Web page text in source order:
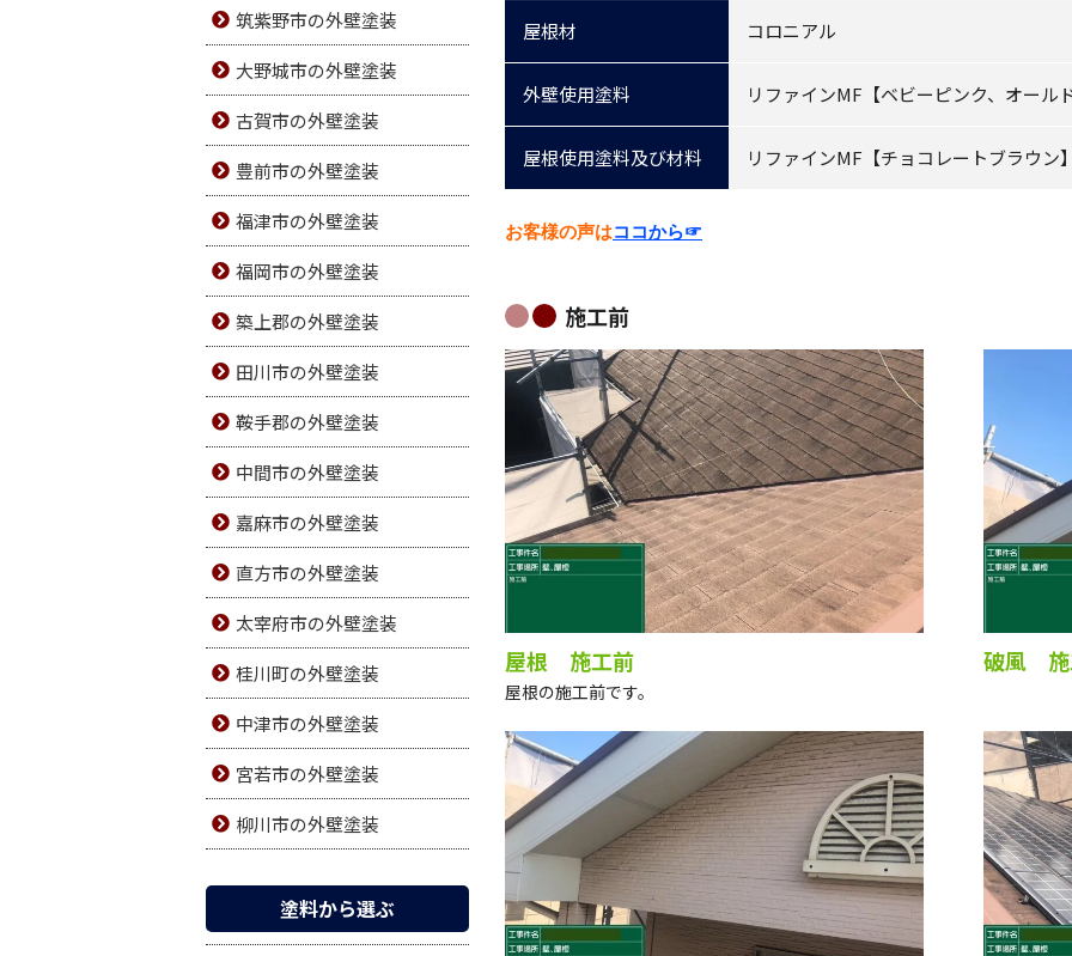
屋根材 コロニアル
外壁使用塗料 リファインMF【ベビーピンク、オール
屋根使用塗料及び材料 リファインMF【チョコレートブラウン
お客様の声はココから☞
施工前
屋根 施工前
屋根の施工前です。
破風 施
筑紫野市の外壁塗装
大野城市の外壁塗装
古賀市の外壁塗装
豊前市の外壁塗装
福津市の外壁塗装
福岡市の外壁塗装
築上郡の外壁塗装
田川市の外壁塗装
鞍手郡の外壁塗装
中間市の外壁塗装
嘉麻市の外壁塗装
直方市の外壁塗装
太宰府市の外壁塗装
桂川町の外壁塗装
中津市の外壁塗装
宮若市の外壁塗装
柳川市の外壁塗装
塗料から選ぶ